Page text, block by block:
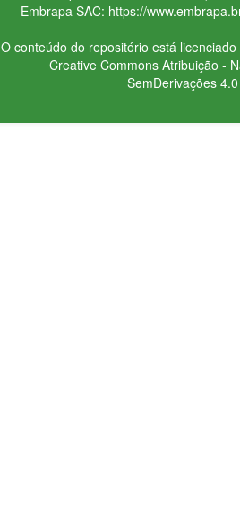
Embrapa SAC: https://
O conteúdo do repositório está
Creative CommonsAtribuição -
SemDerivações